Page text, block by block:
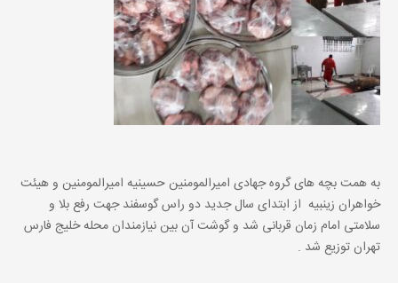
به همت بچه های گروه جهادی امیرالمومنین حسینیه امیرالمومنین و هیئت
خواهران زینبیه از ابتدای سال جدید دو راس گوسفند جهت رفع بلا و
سلامتی امام زمان قربانی شد و گوشت آن بین نیازمندان محله خلیج فارس
تهران توزیع شد .